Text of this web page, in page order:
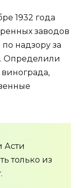
1932 года
заводов
надзору за
Определили
винограда,
Асти
только из